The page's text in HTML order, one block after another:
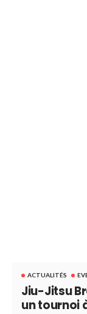
ACTUALITÉS
Jiu-Jitsu
un tournoi